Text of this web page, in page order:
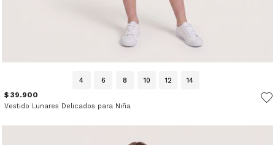
4 6 8 10 12 14
$ 39.900
Vestido Lunares Delicados para Niña